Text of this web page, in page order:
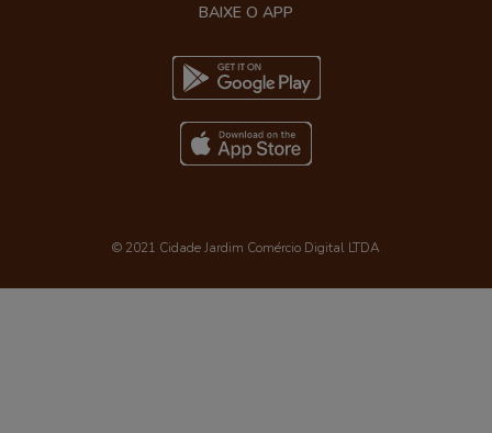
BAIXE O APP
© 2021 Cidade Jardim Comércio Digital LTDA